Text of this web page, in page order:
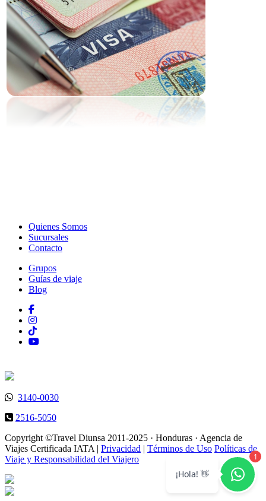
Quienes Somos
Sucursales
Contacto
Grupos
Guías de viaje
Blog
3140-0030
2516-5050
Copyright ©Travel Diunsa 2011-2025 · Honduras · Agencia de
Viajes Certificada IATA | Privacidad | Términos de Uso Políticas de
Viaje y Responsabilidad del Viajero